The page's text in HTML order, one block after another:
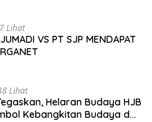
Lihat
VS PT SJP MENDAPAT
Lihat
Helaran Budaya HJB
Kebangkitan Budaya dan